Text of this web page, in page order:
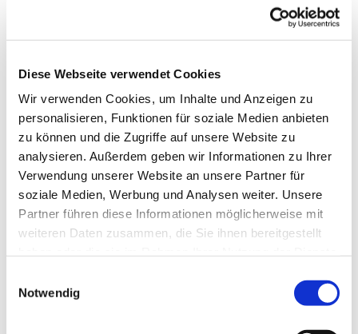
Diese Webseite verwendet Cookies
Wir verwenden Cookies, um Inhalte und Anzeigen zu
personalisieren, Funktionen für soziale Medien anbieten
zu können und die Zugriffe auf unsere Website zu
analysieren. Außerdem geben wir Informationen zu Ihrer
Verwendung unserer Website an unsere Partner für
soziale Medien, Werbung und Analysen weiter. Unsere
Partner führen diese Informationen möglicherweise mit
weiteren Daten zusammen, die Sie ihnen bereitgestellt
Notwendig
Dies könnte Sie auch
interessieren